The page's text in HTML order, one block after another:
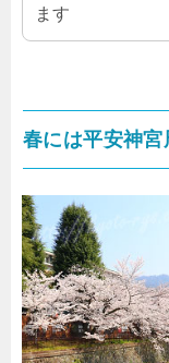
ます
春には平安神